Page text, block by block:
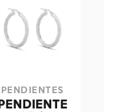
PENDIENTES
PENDIENTE